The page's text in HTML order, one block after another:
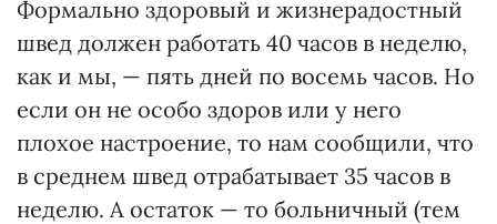
Формально здоровый и жизнерадостный
швед должен работать 40 часов в неделю,
как и мы, — пять дней по восемь часов. Но
если он не особо здоров или у него
плохое настроение, то нам сообщили, что
в среднем швед отрабатывает 35 часов в
неделю. А остаток — то больничный (тем